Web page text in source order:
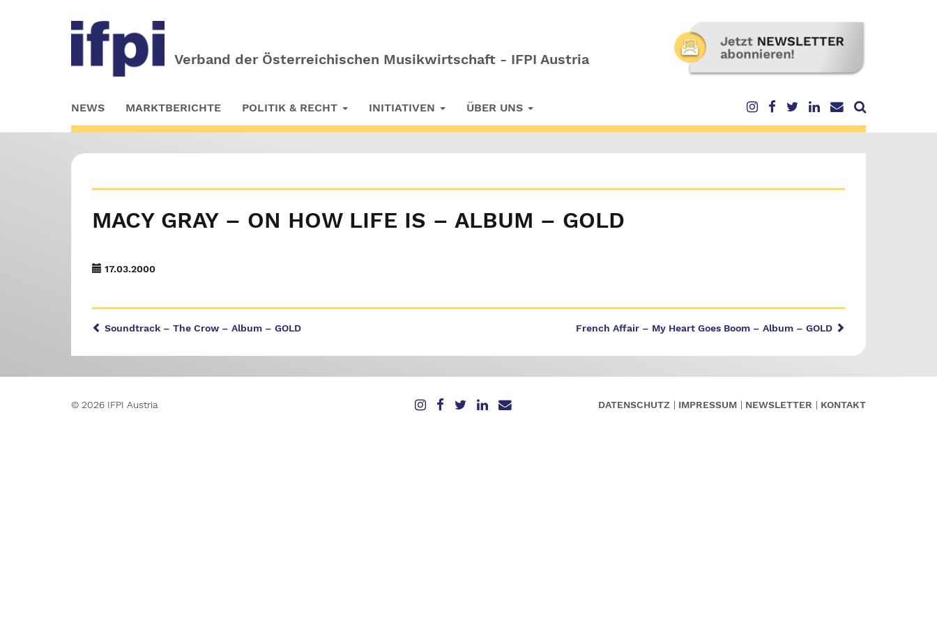
Verband der Österreichischen Musikwirtschaft - IFPI Austria
to
main
NEWS MARKTBERICHTE POLITIK & RECHT INITIATIVEN ÜBER UNS
MACY GRAY – ON HOW LIFE IS – ALBUM – GOLD
17.03.2000
French Affair – My Heart Goes Boom – Album – GOLD
Soundtrack – The Crow – Album – GOLD
© 2026 IFPI Austria DATENSCHUTZ IMPRESSUM NEWSLETTER KONTAKT